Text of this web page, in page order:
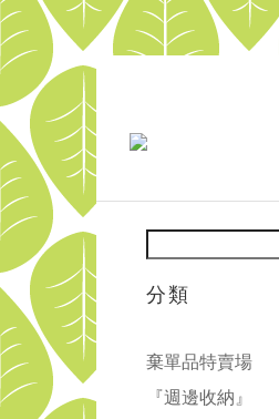
分類
棄單品特賣場
『週邊收納』